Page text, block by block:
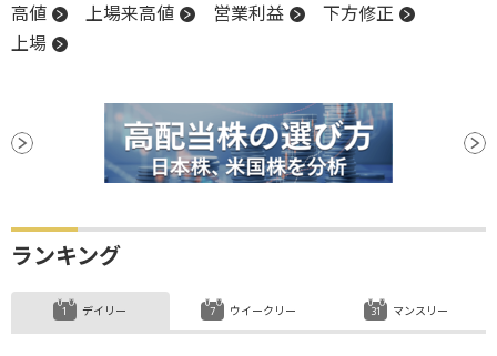
高値 上場来高値 営業利益
下方修正
上場
ランキング
デイリー ウイークリー マンスリー